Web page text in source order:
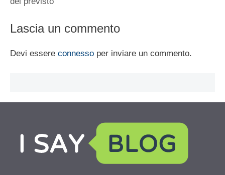
Lascia un commento
Devi essere connesso per inviare un commento.